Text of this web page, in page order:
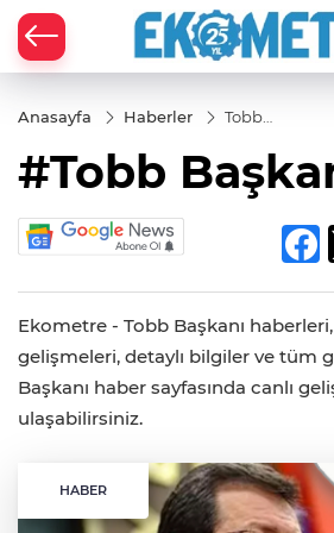
Anasayfa Haberler
Tobb
#Tobb
Ekometre - Tobb Başkanı
gelişmeleri, detaylı bilgiler ve tüm
Başkanı haber sayfasında canlı
ulaşabilirsiniz.
HABER